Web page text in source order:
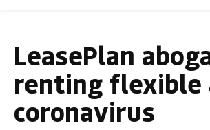
LeasePlan
renting flexible
coronavirus